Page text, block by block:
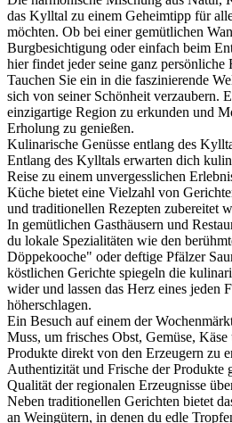
das Kylltal zu einem Geheimtipp für
möchten. Ob bei einer gemütlichen
Burgbesichtigung oder einfach beim
hier findet jeder seine ganz persönliche
Tauchen Sie ein in die faszinierende
sich von seiner Schönheit verzaubern.
einzigartige Region zu erkunden und
Erholung zu genießen.
Kulinarische Genüsse entlang des
Entlang des Kylltals erwarten dich
Reise zu einem unvergesslichen
Küche bietet eine Vielzahl von
und traditionellen Rezepten zubereitet
In gemütlichen Gasthäusern und
du lokale Spezialitäten wie den
Döppekooche" oder deftige Pfälzer
köstlichen Gerichte spiegeln die
wider und lassen das Herz eines jeden
höherschlagen.
Ein Besuch auf einem der
Muss, um frisches Obst, Gemüse,
Produkte direkt von den Erzeugern zu
Authentizität und Frische der Produkte
Qualität der regionalen Erzeugnisse
Neben traditionellen Gerichten bietet
an Weingütern, in denen du edle